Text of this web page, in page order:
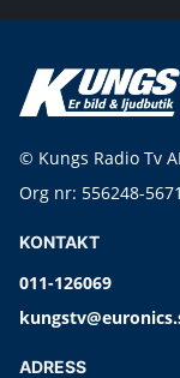
© Kungs Radio Tv
Org nr: 556248-5671
KONTAKT
011-126069
ADRESS